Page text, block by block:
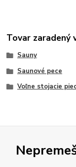
Tovar zaradený
Sauny
Saunové pece
Voľne stojacie